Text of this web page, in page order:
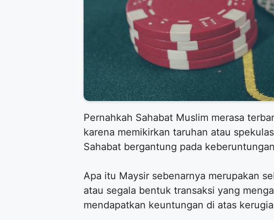
​Pernahkah Sahabat Muslim merasa
karena memikirkan taruhan atau
Sahabat bergantung pada
Apa itu Maysir sebenarnya merupakan
atau segala bentuk transaksi yang
mendapatkan keuntungan di atas